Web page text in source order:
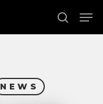
search
NEWS
Close